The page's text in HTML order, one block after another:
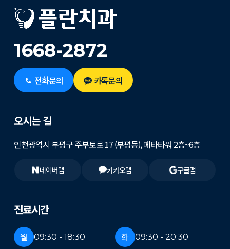
1668-2872
전화문의 카톡문의
진료시간
월 09:30 - 18:30 화 09:30 - 20:30
오시는 길
인천광역시 부평구 주부토로 17 (부평동), 메타타워 2층~6층
네이버맵 카카오맵 구글맵